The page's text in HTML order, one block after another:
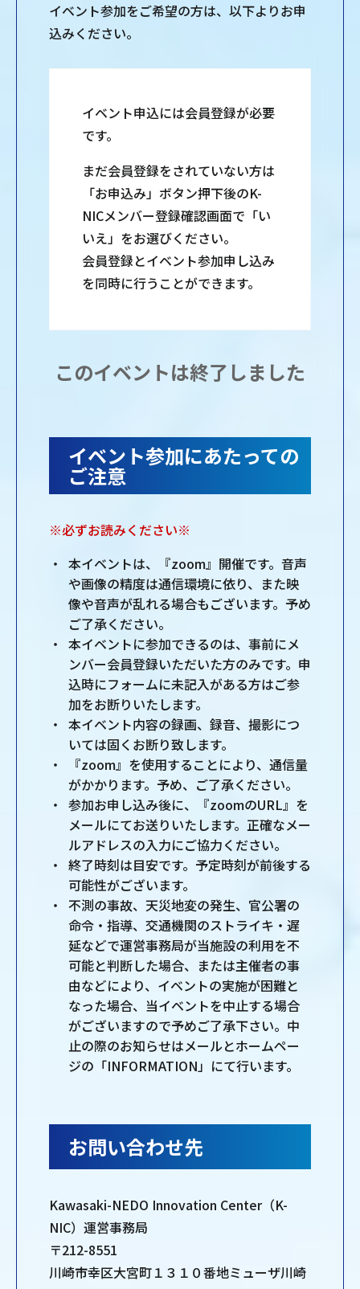
イベント参加をご希望の方は、以下よりお申
込みください。
イベント申込には会員登録が必要
です。
まだ会員登録をされていない方は
「お申込み」ボタン押下後のK-
NICメンバー登録確認画面で「い
いえ」をお選びください。
会員登録とイベント参加申し込み
を同時に行うことができます。
このイベントは終了しました
イベント参加にあたっての
ご注意
※必ずお読みください※
本イベントは、『zoom』開催です。音声
や画像の精度は通信環境に依り、また映
像や音声が乱れる場合もございます。予め
ご了承ください。
本イベントに参加できるのは、事前にメ
ンバー会員登録いただいた方のみです。申
込時にフォームに未記入がある方はご参
加をお断りいたします。
本イベント内容の録画、録音、撮影につ
いては固くお断り致します。
『zoom』を使用することにより、通信量
がかかります。予め、ご了承ください。
参加お申し込み後に、『zoomのURL』を
メールにてお送りいたします。正確なメー
ルアドレスの入力にご協力ください。
終了時刻は目安です。予定時刻が前後する
可能性がございます。
不測の事故、天災地変の発生、官公署の
命令・指導、交通機関のストライキ・遅
延などで運営事務局が当施設の利用を不
可能と判断した場合、または主催者の事
由などにより、イベントの実施が困難と
なった場合、当イベントを中止する場合
がございますので予めご了承下さい。中
止の際のお知らせはメールとホームペー
ジの「INFORMATION」にて行います。
お問い合わせ先
Kawasaki-NEDO Innovation Center（K-
NIC）運営事務局
〒212-8551
川崎市幸区大宮町１３１０番地ミューザ川崎